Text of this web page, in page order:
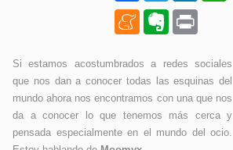
MeneameEvernote
Si estamos acostumbrados a redes sociales
que nos dan a conocer todas las esquinas del
mundo ahora nos encontramos con una que nos
da a conocer lo que tenemos más cerca y
pensada especialmente en el mundo del ocio.